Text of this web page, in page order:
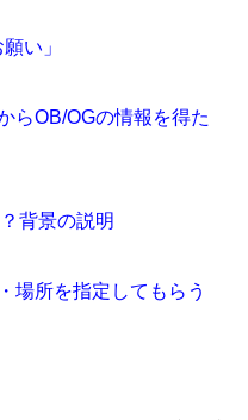
い」
らOB/OGの情報を得た
背景の説明
場所を指定してもらう